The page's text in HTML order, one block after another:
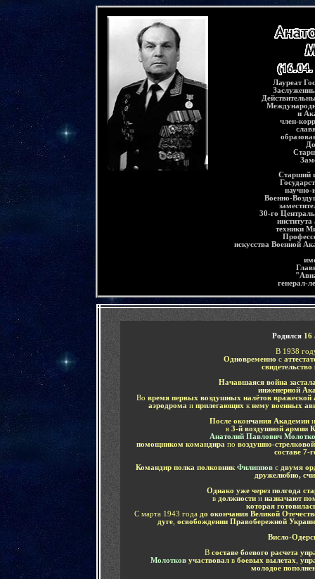
Лауреат
и
член-
Старший
научно-
Военно-
30-го
техники
искусства Военной
генерал-
Родился 16
В 1938
Одновременно с
свидетельство
Начавшаяся война
инженерной
Во время первых воздушных налётов вражеской
аэродрома и прилегающих к нему военных
После окончания Академии
в 3-й воздушной армии
Анатолий Павлович
помощником командира по воздушно-
составе 7-
Командир полка полковник Филиппов с двумя
дружелюбно,
Однако уже через полгода
в должностии назначают
которая
С марта 1943 года до окончания Великой
дуге, освобождении Правобережной
Висло-
В составе боевого расчета
Молотков участвовал в боевых вылетах
молодое